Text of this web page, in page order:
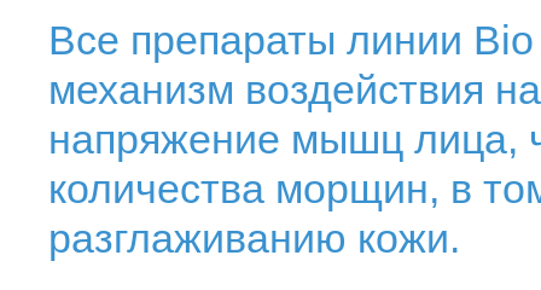
Все препараты линии
механизм воздействия
напряжение мышц лица,
количества морщин, в
разглаживанию кожи.